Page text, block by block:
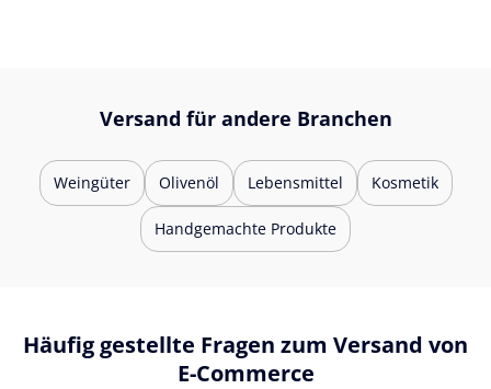
Versand für andere Branchen
Weingüter Olivenöl Lebensmittel Kosmetik
Handgemachte Produkte
Häufig gestellte Fragen zum Versand von
E-Commerce